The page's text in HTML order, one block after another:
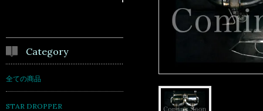
Category
全ての商品
STAR DROPPER